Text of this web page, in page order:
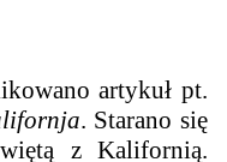
artykuł pt.
. Starano się
z Kalifornią.